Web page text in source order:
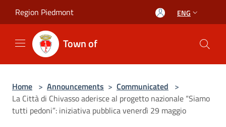
Region Piedmont ENG
Town of
Home > Announcements > Communicated >
La Città di Chivasso aderisce al progetto nazionale “Siamo
tutti pedoni”: iniziativa pubblica venerdì 29 maggio